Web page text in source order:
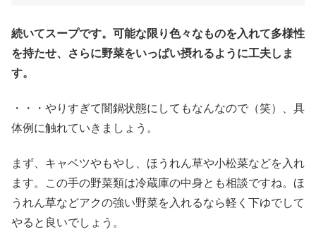
続いてスープです。可能な限り色々なものを入れて多様性
を持たせ、さらに野菜をいっぱい摂れるように工夫しま
す。
・・・やりすぎて闇鍋状態にしてもなんなので（笑）、具
体例に触れていきましょう。
まず、キャベツやもやし、ほうれん草や小松菜などを入れ
ます。この手の野菜類は冷蔵庫の中身とも相談ですね。ほ
うれん草などアクの強い野菜を入れるなら軽く下ゆでして
やると良いでしょう。